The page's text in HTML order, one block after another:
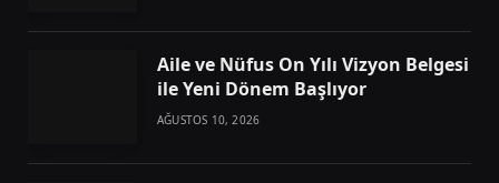
Aile ve Nüfus On Yılı Vizyon Belgesi
ile Yeni Dönem Başlıyor
AĞUSTOS 10, 2026